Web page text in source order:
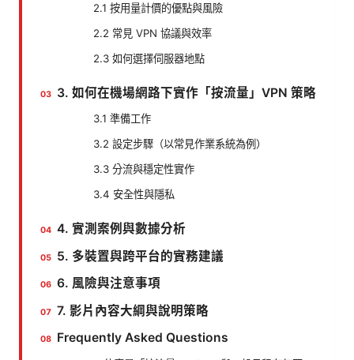
2.1 按用量計價的優點與風險
2.2 常見 VPN 協議與效率
2.3 如何選擇伺服器地點
3. 如何在機場網路下實作「按流量」VPN 策略
3.1 準備工作
3.2 設定步驟（以常見作業系統為例）
3.3 分流與穩定性實作
3.4 安全性與隱私
4. 實測案例與數據分析
5. 多裝置與跨平台的實務建議
6. 風險與注意事項
7. 影片內容大綱與說明策略
Frequently Asked Questions